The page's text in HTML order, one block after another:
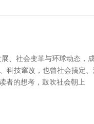
社会变革与环球动态，
技窜改，也曾社会搞定
者的想考，鼓吹社会朝上